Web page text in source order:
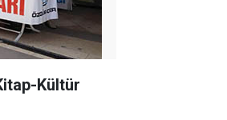
Kültür